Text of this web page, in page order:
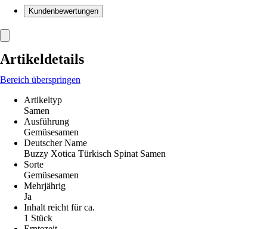
Kundenbewertungen
Artikeldetails
Bereich überspringen
Artikeltyp
Samen
Ausführung
Gemüsesamen
Deutscher Name
Buzzy Xotica Türkisch Spinat Samen
Sorte
Gemüsesamen
Mehrjährig
Ja
Inhalt reicht für ca.
1 Stück